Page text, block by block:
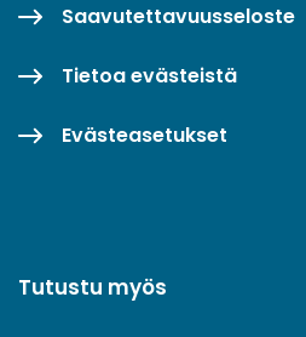
Saavutettavuusseloste
Tietoa evästeistä
Evästeasetukset
Tutustu myös